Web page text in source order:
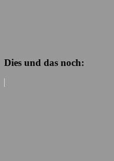
Dies und das noch: